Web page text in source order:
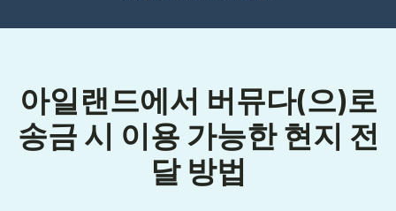
아일랜드에서 버뮤다(으)로
송금 시 이용 가능한 현지 전
달 방법